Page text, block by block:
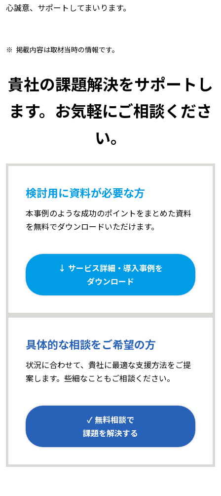
心誠意、サポートしてまいります。
掲載内容は取材当時の情報です。
貴社の課題解決をサポートし
ます。お気軽にご相談くださ
い。
検討用に資料が必要な方
本事例のような成功のポイントをまとめた資料
を無料でダウンロードいただけます。
↓ サービス詳細・導入事例を
ダウンロード
具体的な相談をご希望の方
状況に合わせて、貴社に最適な支援方法をご提
案します。些細なこともご相談ください。
✓ 無料相談で
課題を解決する